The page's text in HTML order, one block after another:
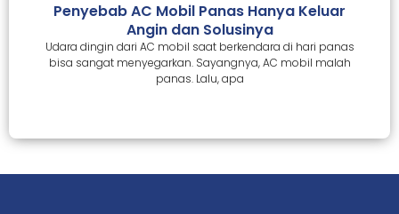
Penyebab AC Mobil Panas Hanya Keluar
Angin dan Solusinya
Udara dingin dari AC mobil saat berkendara di hari panas
bisa sangat menyegarkan. Sayangnya, AC mobil malah
panas. Lalu, apa